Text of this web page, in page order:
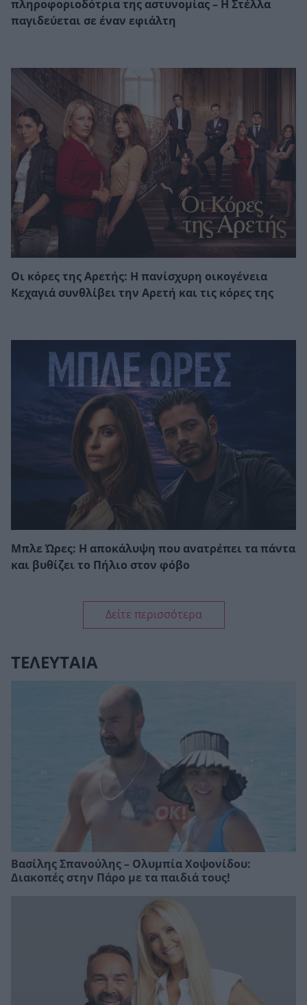
πληροφοριοδότρια της αστυνομίας – Η Στέλλα
παγιδεύεται σε έναν εφιάλτη
Οι κόρες της Αρετής: Η πανίσχυρη οικογένεια
Κεχαγιά συνθλίβει την Αρετή και τις κόρες της
Μπλε Ώρες: Η αποκάλυψη που ανατρέπει τα πάντα
και βυθίζει το Πήλιο στον φόβο
Δείτε περισσότερα
ΤΕΛΕΥΤΑΙΑ
Βασίλης Σπανούλης – Ολυμπία Χοψονίδου:
Διακοπές στην Πάρο με τα παιδιά τους!